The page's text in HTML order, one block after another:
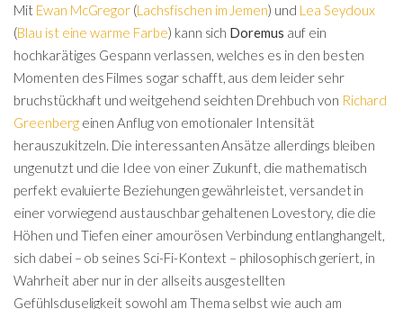
Mit Ewan McGregor (Lachsfischen im Jemen) und Lea Seydoux
(Blau ist eine warme Farbe) kann sich Doremus auf ein
hochkarätiges Gespann verlassen, welches es in den besten
Momenten des Filmes sogar schafft, aus dem leider sehr
bruchstückhaft und weitgehend seichten Drehbuch von Richard
Greenbergeinen Anflug von emotionaler Intensität
herauszukitzeln. Die interessanten Ansätze allerdings bleiben
ungenutzt und die Idee von einer Zukunft, die mathematisch
perfekt evaluierte Beziehungen gewährleistet, versandet in
einer vorwiegend austauschbar gehaltenen Lovestory, die die
Höhen und Tiefen einer amourösen Verbindung entlanghangelt,
sich dabei – ob seines Sci-Fi-Kontext – philosophisch geriert, in
Wahrheit aber nur in der allseits ausgestellten
Gefühlsduseligkeit sowohl am Thema selbst wie auch am